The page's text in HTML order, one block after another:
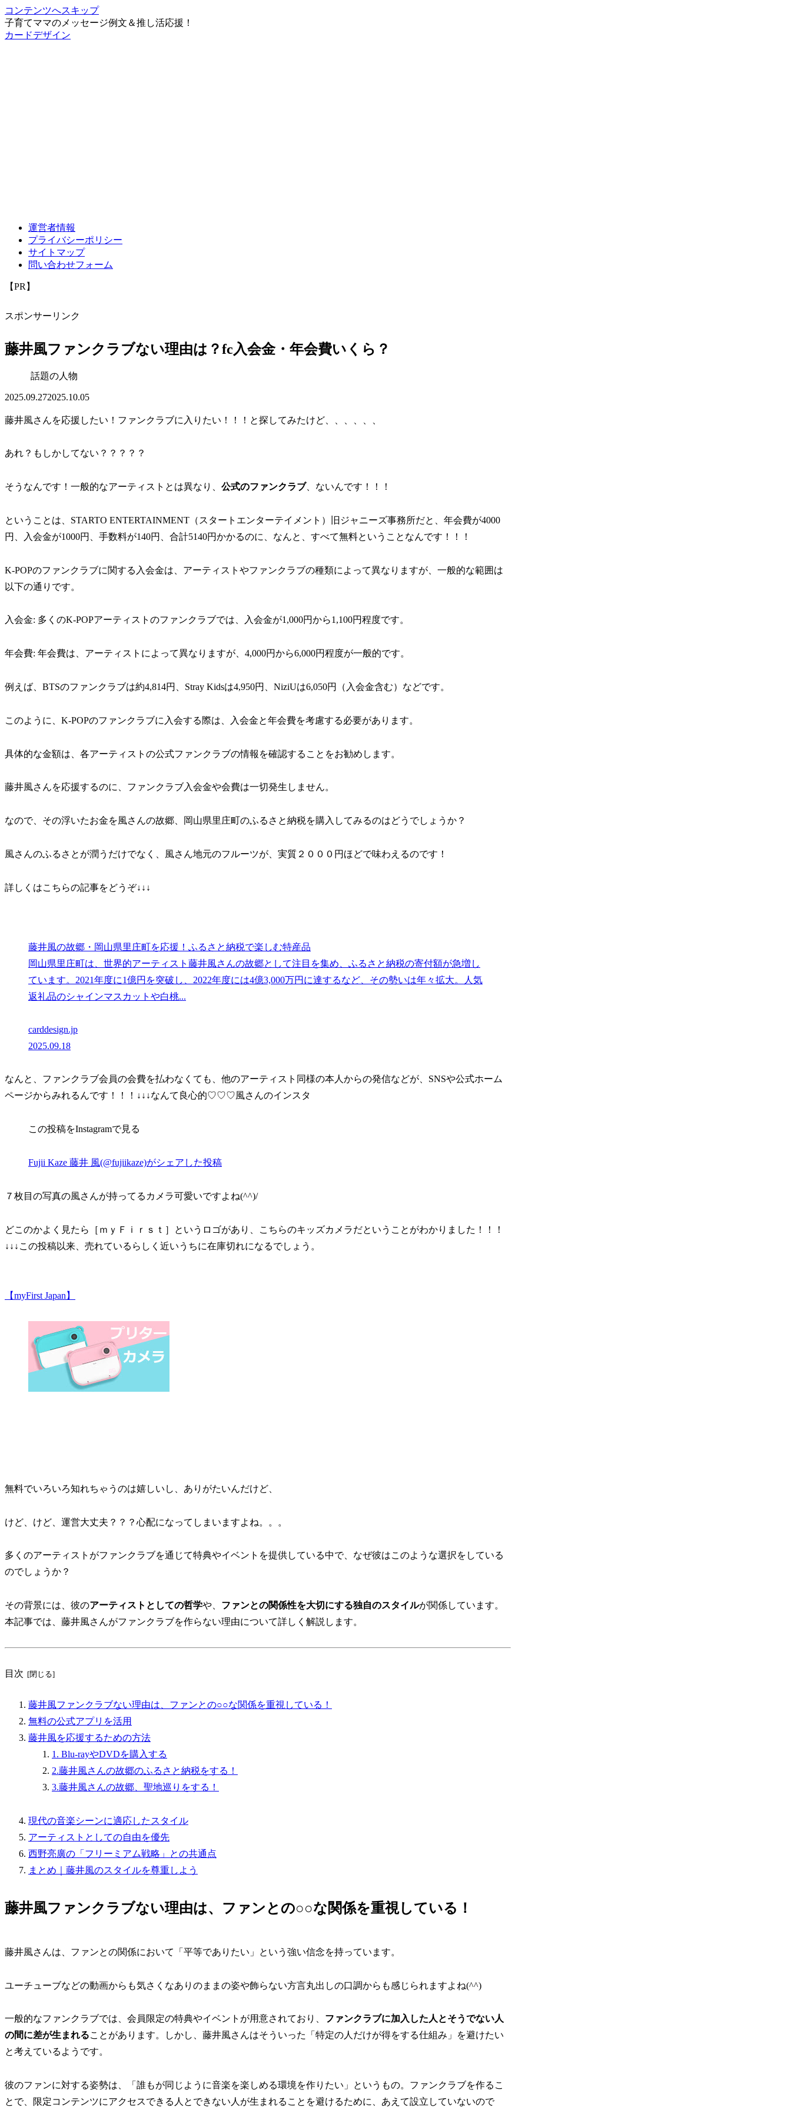
コンテンツへスキップ
子育てママのメッセージ例文＆推し活応援！
カードデザイン
運営者情報
プライバシーポリシー
サイトマップ
問い合わせフォーム
【PR】
スポンサーリンク
藤井風ファンクラブない理由は？fc入会金・年会費いくら？
話題の人物
2025.09.272025.10.05
藤井風さんを応援したい！ファンクラブに入りたい！！！と探してみたけど、、、、、、
あれ？もしかしてない？？？？？
そうなんです！一般的なアーティストとは異なり、 公式のファンクラブ、ないんです！！！
ということは、STARTO ENTERTAINMENT（スタートエンターテイメント）旧ジャニーズ事務所だと、年会費が4000
円、入会金が1000円、手数料が140円、合計5140円かかるのに、なんと、すべて無料ということなんです！！！
K-POPのファンクラブに関する入会金は、アーティストやファンクラブの種類によって異なりますが、一般的な範囲は
以下の通りです。
入会金: 多くのK-POPアーティストのファンクラブでは、入会金が1,000円から1,100円程度です。
年会費: 年会費は、アーティストによって異なりますが、4,000円から6,000円程度が一般的です。
例えば、BTSのファンクラブは約4,814円、Stray Kidsは4,950円、NiziUは6,050円（入会金含む）などです。
このように、K-POPのファンクラブに入会する際は、入会金と年会費を考慮する必要があります。
具体的な金額は、各アーティストの公式ファンクラブの情報を確認することをお勧めします。
藤井風さんを応援するのに、ファンクラブ入会金や会費は一切発生しません。
なので、その浮いたお金を風さんの故郷、岡山県里庄町のふるさと納税を購入してみるのはどうでしょうか？
風さんのふるさとが潤うだけでなく、風さん地元のフルーツが、実質２０００円ほどで味わえるのです！
詳しくはこちらの記事をどうぞ↓↓↓
藤井風の故郷・岡山県里庄町を応援！ふるさと納税で楽しむ特産品
岡山県里庄町は、世界的アーティスト藤井風さんの故郷として注目を集め、ふるさと納税の寄付額が急増し
ています。2021年度に1億円を突破し、2022年度には4億3,000万円に達するなど、その勢いは年々拡大。人気
返礼品のシャインマスカットや白桃...
carddesign.jp
2025.09.18
なんと、ファンクラブ会員の会費を払わなくても、他のアーティスト同様の本人からの発信などが、SNSや公式ホーム
ページからみれるんです！！！↓↓↓なんて良心的♡♡♡風さんのインスタ
この投稿をInstagramで見る
Fujii Kaze 藤井 風(@fujiikaze)がシェアした投稿
７枚目の写真の風さんが持ってるカメラ可愛いですよね(^^)/
どこのかよく見たら［ｍｙＦｉｒｓｔ］というロゴがあり、こちらのキッズカメラだということがわかりました！！！
↓↓↓この投稿以来、売れているらしく近いうちに在庫切れになるでしょう。
【myFirst Japan】
無料でいろいろ知れちゃうのは嬉しいし、ありがたいんだけど、
けど、けど、運営大丈夫？？？心配になってしまいますよね。。。
多くのアーティストがファンクラブを通じて特典やイベントを提供している中で、なぜ彼はこのような選択をしている
のでしょうか？
その背景には、彼のアーティストとしての哲学や、 ファンとの関係性を大切にする独自のスタイルが関係しています。
本記事では、藤井風さんがファンクラブを作らない理由について詳しく解説します。
目次
藤井風ファンクラブない理由は、ファンとの○○な関係を重視している！
無料の公式アプリを活用
藤井風を応援するための方法
1. Blu-rayやDVDを購入する
2.藤井風さんの故郷のふるさと納税をする！
3.藤井風さんの故郷、聖地巡りをする！
現代の音楽シーンに適応したスタイル
アーティストとしての自由を優先
西野亮廣の「フリーミアム戦略」との共通点
まとめ｜藤井風のスタイルを尊重しよう
藤井風ファンクラブない理由は、ファンとの○○な関係を重視している！
藤井風さんは、ファンとの関係において「平等でありたい」という強い信念を持っています。
ユーチューブなどの動画からも気さくなありのままの姿や飾らない方言丸出しの口調からも感じられますよね(^^)
一般的なファンクラブでは、会員限定の特典やイベントが用意されており、 ファンクラブに加入した人とそうでない人
の間に差が生まれることがあります。しかし、藤井風さんはそういった「特定の人だけが得をする仕組み」を避けたい
と考えているようです。
彼のファンに対する姿勢は、「誰もが同じように音楽を楽しめる環境を作りたい」というもの。ファンクラブを作るこ
とで、限定コンテンツにアクセスできる人とできない人が生まれることを避けるために、あえて設立していないので